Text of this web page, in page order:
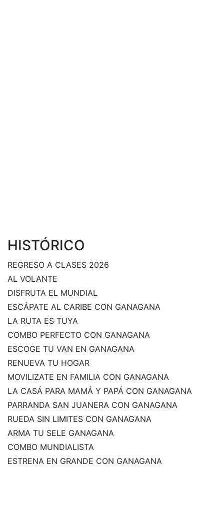
HISTÓRICO
REGRESO A CLASES 2026
AL VOLANTE
DISFRUTA EL MUNDIAL
ESCÁPATE AL CARIBE CON GANAGANA
LA RUTA ES TUYA
COMBO PERFECTO CON GANAGANA
ESCOGE TU VAN EN GANAGANA
RENUEVA TU HOGAR
MOVILIZATE EN FAMILIA CON GANAGANA
LA CASÁ PARA MAMÁ Y PAPÁ CON GANAGANA
PARRANDA SAN JUANERA CON GANAGANA
RUEDA SIN LIMITES CON GANAGANA
ARMA TU SELE GANAGANA
COMBO MUNDIALISTA
ESTRENA EN GRANDE CON GANAGANA